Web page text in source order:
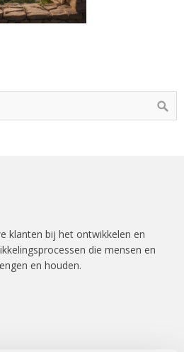
klanten bij het ontwikkelen en
die mensen en
en houden.